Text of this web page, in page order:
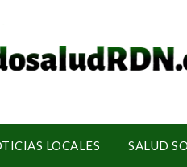
LOCALES SALUD